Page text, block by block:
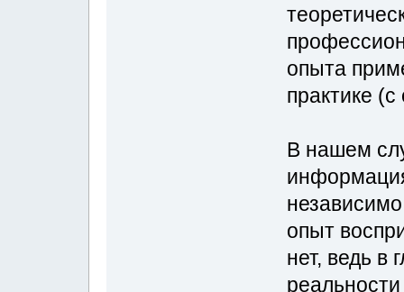
опыта
практике
В нашем
опыт
нет, ведь в